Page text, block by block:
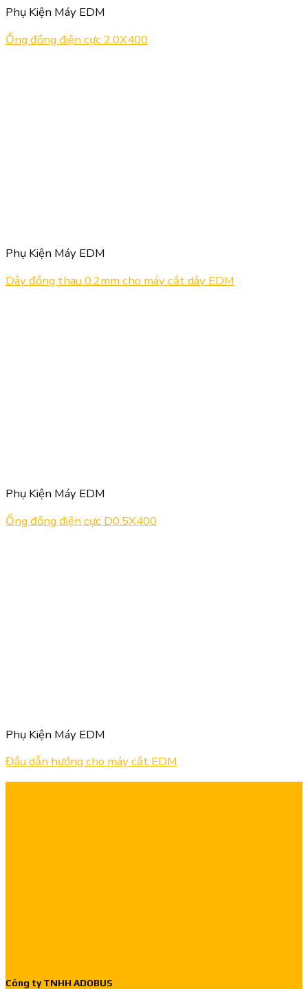
Phụ Kiện Máy EDM
Ống đồng điện cực 2.0X400
Phụ Kiện Máy EDM
Dây đồng thau 0.2mm cho máy cắt dây EDM
Phụ Kiện Máy EDM
Ống đồng điện cực D0.5X400
Phụ Kiện Máy EDM
Đầu dẫn hướng cho máy cắt EDM
Công ty TNHH ADOBUS